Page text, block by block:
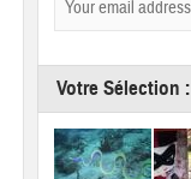
Votre Sélection :